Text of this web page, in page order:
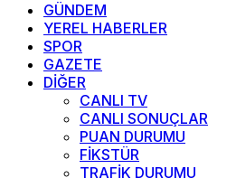
GÜNDEM
YEREL HABERLER
SPOR
GAZETE
DİĞER
CANLI TV
CANLI SONUÇLAR
PUAN DURUMU
FİKSTÜR
TRAFİK DURUMU